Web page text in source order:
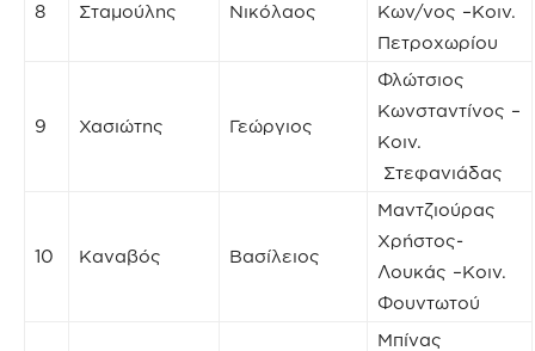
8 Σταμούλης Νικόλαος
Κων/νος –Κοιν.
Πετροχωρίου
9 Χασιώτης Γεώργιος
Φλώτσιος
Κωνσταντίνος –
Κοιν.
Στεφανιάδας
10 Καναβός Βασίλειος
Μαντζιούρας
Χρήστος-
Λουκάς –Κοιν.
Φουντωτού
Μπίνας